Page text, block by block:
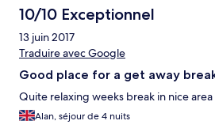
10/10 Exceptionnel
13 juin 2017
Traduire avec Google
Good place for a get away
Quite relaxing weeks break in nice
Alan, séjour de 4 nuits